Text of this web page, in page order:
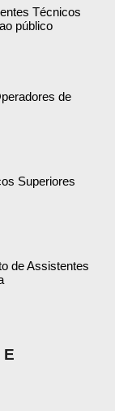
Técnicos
público
de
Superiores
de Assistentes
E